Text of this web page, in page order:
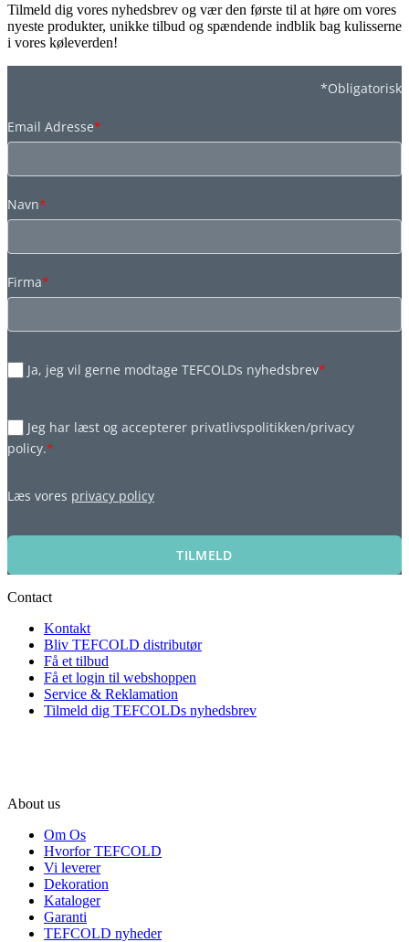
Tilmeld dig vores nyhedsbrev og vær den første til at høre om vores
nyeste produkter, unikke tilbud og spændende indblik bag kulisserne
i vores køleverden!
*Obligatorisk
Email Adresse*
Navn*
Firma*
Ja, jeg vil gerne modtage TEFCOLDs nyhedsbrev*
Jeg har læst og accepterer privatlivspolitikken/privacy
policy.*
Læs vores privacy policy
TILMELD
Contact
Kontakt
Bliv TEFCOLD distributør
Få et tilbud
Få et login til webshoppen
Service & Reklamation
Tilmeld dig TEFCOLDs nyhedsbrev
About us
Om Os
Hvorfor TEFCOLD
Vi leverer
Dekoration
Kataloger
Garanti
TEFCOLD nyheder